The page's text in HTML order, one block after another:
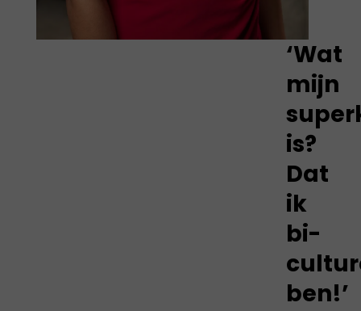
‘Wat
mijn
is?
Dat
ik
bi-
ben!’